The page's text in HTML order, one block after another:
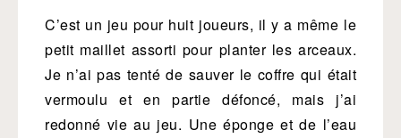
C’est un jeu pour huit joueurs, il y a même le
petit maillet assorti pour planter les arceaux.
Je n’ai pas tenté de sauver le coffre qui était
vermoulu et en partie défoncé, mais j’ai
redonné vie au jeu. Une éponge et de l’eau